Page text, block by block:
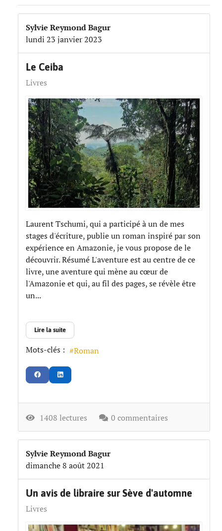
Sylvie Reymond Bagur
lundi 23 janvier 2023
Le Ceiba
Livres
Laurent Tschumi, qui a participé à un de mes
stages d'écriture, publie un roman inspiré par son
expérience en Amazonie, je vous propose de le
découvrir. Résumé L'aventure est au centre de ce
livre, une aventure qui mène au cœur de
l'Amazonie et qui, au fil des pages, se révèle être
un...
Lire la suite
Mots-clés : Roman
1408 lectures 0 commentaires
Sylvie Reymond Bagur
dimanche 8 août 2021
Un avis de libraire sur Sève d'automne
Livres